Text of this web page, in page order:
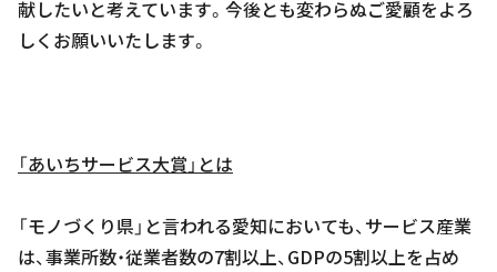
献したいと考えています。今後とも変わらぬご愛顧をよろ
しくお願いいたします。
「あいちサービス大賞」とは
「モノづくり県」と言われる愛知においても、サービス産業
は、事業所数・従業者数の7割以上、GDPの5割以上を占め